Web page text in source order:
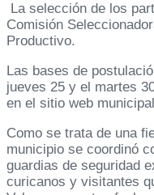
La selección de los
Comisión
Productivo.
Las bases de
jueves 25 y el martes
en el sitio web
Como se trata de una
municipio se coordinó
guardias de seguridad
curicanos y visitantes